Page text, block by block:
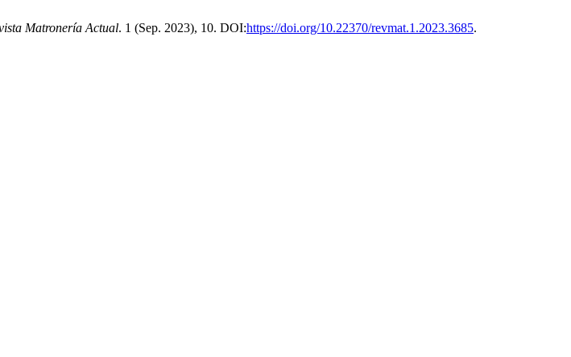
Matronería Actual. 1 (Sep. 2023), 10. DOI:https://doi.org/10.22370/revmat.1.2023.3685.